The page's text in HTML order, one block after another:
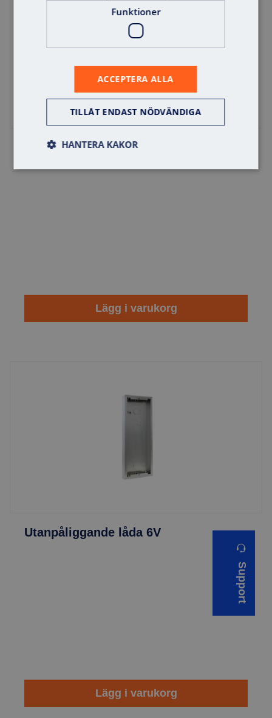
Support
Utanpåliggande låda 5V
Lägg i varukorg
Utanpåliggande låda 6V
Lägg i varukorg
Funktioner
ACCEPTERA ALLA
TILLÅT ENDAST NÖDVÄNDIGA
HANTERA KAKOR